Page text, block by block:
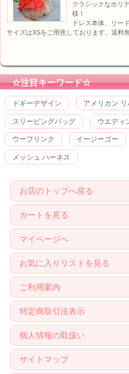
クラシックなホリ
様！
ドレス本体、リー
サイズはXSをご用意しております。送料
☆注目キーワード☆
ドギーデザイン アメリカン リ
スリーピングバッグ ウエディ
ウーフリンク イージーゴー
メッシュ ハーネス
お店のトップへ戻る
カートを見る
マイページへ
お気に入りリストを見る
ご利用案内
特定商取引法表示
個人情報の取扱い
サイトマップ